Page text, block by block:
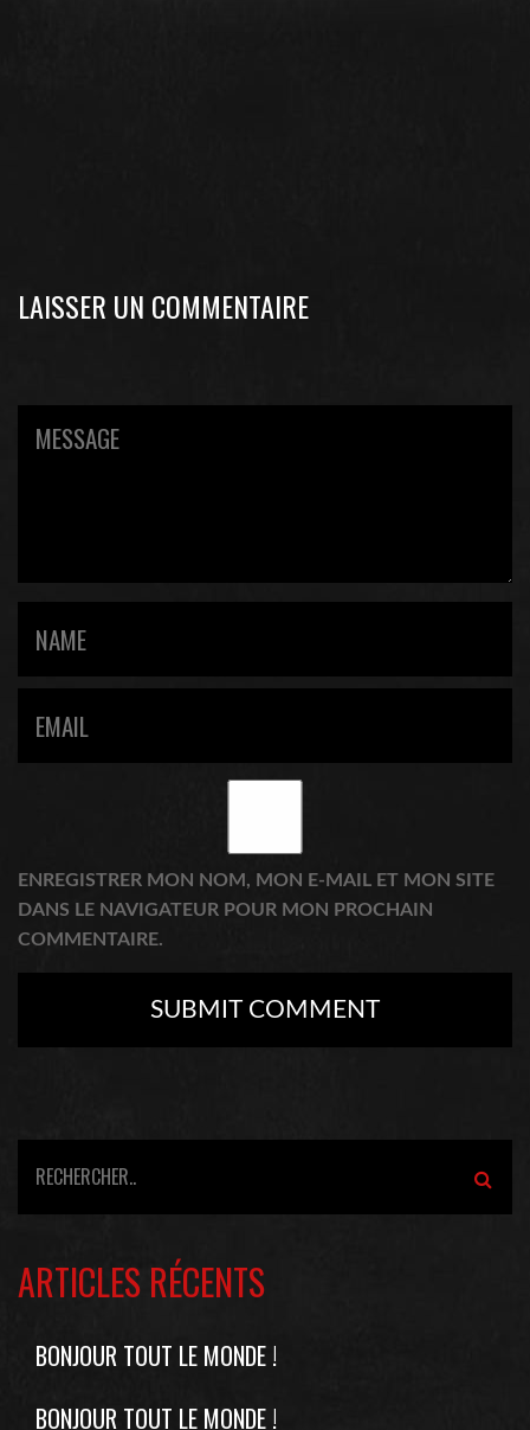
LAISSER UN COMMENTAIRE
ENREGISTRER MON NOM, MON E-MAIL ET MON SITE
DANS LE NAVIGATEUR POUR MON PROCHAIN
COMMENTAIRE.
ARTICLES RÉCENTS
BONJOUR TOUT LE MONDE !
BONJOUR TOUT LE MONDE !